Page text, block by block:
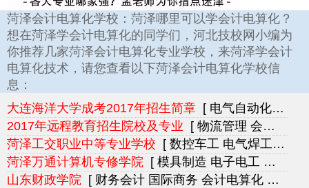
菏泽会计电算化学校：菏泽哪里可以学会计电算化？
想在菏泽学会计电算化的同学们，河北技校网小编为
你推荐几家菏泽会计电算化专业学校，来菏泽学会计
电算化技术，请您查看以下菏泽会计电算化学校信
息：
大连海洋大学成考2017年招生简章 [ 电气自动化 汽车维修 机械技工 财务会计 会计电算化 市场营销]
2017年远程教育招生院校及专业 [ 物流管理 会计电算化 物业管理 市场营销 人力资源师 计算机应用]
菏泽工交职业中等专业学校 [ 数控车工 电气焊工 电子电工 机电一体化 汽车维修 天车塔吊]
菏泽万通计算机专修学院 [ 模具制造 电子电工 机电一体化 汽车维修 汽车美容 会计电算化]
山东财政学院 [ 财务会计 国际商务 会计电算化 市场营销 金融保险 工商管理]